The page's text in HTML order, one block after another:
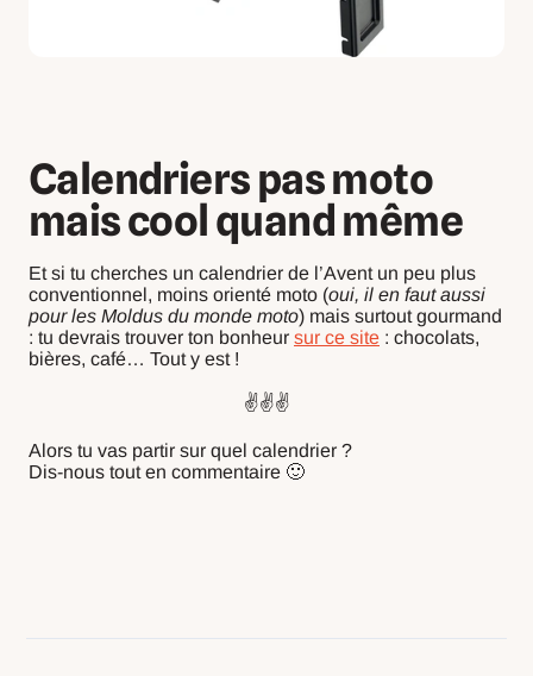
Calendriers pas moto
mais cool quand même
Et si tu cherches un calendrier de l’Avent un peu plus
conventionnel, moins orienté moto (oui, il en faut aussi
pour les Moldus du monde moto) mais surtout gourmand
: tu devrais trouver ton bonheur sur ce site : chocolats,
bières, café… Tout y est !
✌️✌️✌️
Alors tu vas partir sur quel calendrier ?
Dis-nous tout en commentaire 🙂